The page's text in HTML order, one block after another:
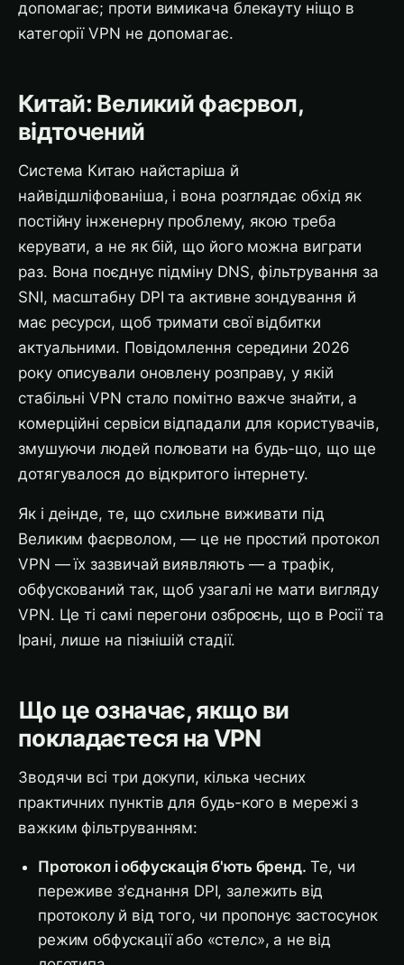
допомагає; проти вимикача блекауту ніщо в
категорії VPN не допомагає.
Китай: Великий фаєрвол,
відточений
Система Китаю найстаріша й
найвідшліфованіша, і вона розглядає обхід як
постійну інженерну проблему, якою треба
керувати, а не як бій, що його можна виграти
раз. Вона поєднує підміну DNS, фільтрування за
SNI, масштабну DPI та активне зондування й
має ресурси, щоб тримати свої відбитки
актуальними. Повідомлення середини 2026
року описували оновлену розправу, у якій
стабільні VPN стало помітно важче знайти, а
комерційні сервіси відпадали для користувачів,
змушуючи людей полювати на будь-що, що ще
дотягувалося до відкритого інтернету.
Як і деінде, те, що схильне виживати під
Великим фаєрволом, — це не простий протокол
VPN — їх зазвичай виявляють — а трафік,
обфускований так, щоб узагалі не мати вигляду
VPN. Це ті самі перегони озброєнь, що в Росії та
Ірані, лише на пізнішій стадії.
Що це означає, якщо ви
покладаєтеся на VPN
Зводячи всі три докупи, кілька чесних
практичних пунктів для будь-кого в мережі з
важким фільтруванням:
Протокол і обфускація б'ють бренд. Те, чи
переживе з'єднання DPI, залежить від
протоколу й від того, чи пропонує застосунок
режим обфускації або «стелс», а не від